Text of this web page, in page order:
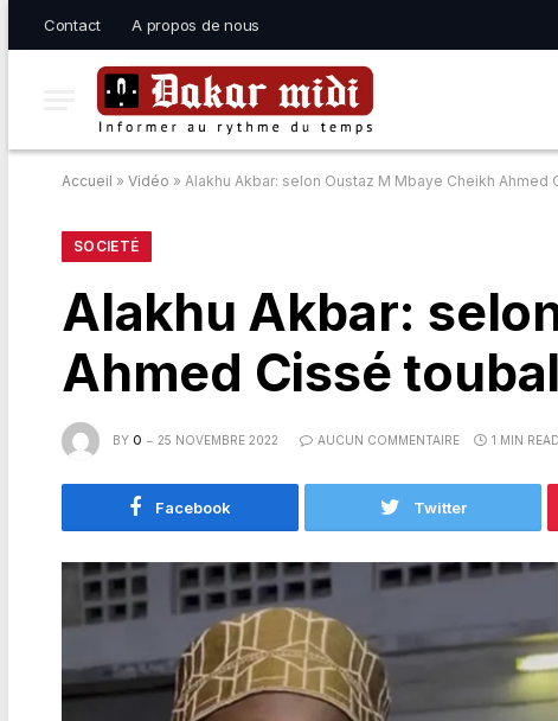
Contact A propos de nous
Accueil » Vidéo » Alakhu Akbar: selon Oustaz M Mbaye Cheikh Ahmed
SOCIETÉ
Alakhu Akbar:
Ahmed Cissé
BY O 25 NOVEMBRE 2022 AUCUN COMMENTAIRE 1 MIN READ
Facebook Twitter